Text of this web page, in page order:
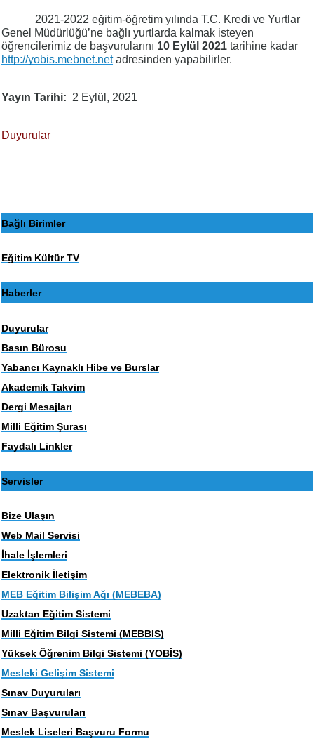
2021-2022 eğitim-öğretim yılında T.C. Kredi ve Yurtlar
Genel Müdürlüğü’ne bağlı yurtlarda kalmak isteyen
öğrencilerimiz de başvurularını 10 Eylül 2021 tarihine kadar
http://yobis.mebnet.netadresinden yapabilirler.
Yayın Tarihi 2 Eylül, 2021
Duyurular
Bağlı Birimler
Eğitim Kültür TV
Haberler
Duyurular
Basın Bürosu
Yabancı Kaynaklı Hibe ve Burslar
Akademik Takvim
Dergi Mesajları
Milli Eğitim Şurası
Faydalı Linkler
Servisler
Bize Ulaşın
Web Mail Servisi
İhale İşlemleri
Elektronik İletişim
MEB Eğitim Bilişim Ağı (MEBEBA)
Uzaktan Eğitim Sistemi
Milli Eğitim Bilgi Sistemi (MEBBIS)
Yüksek Öğrenim Bilgi Sistemi (YOBİS)
Mesleki Gelişim Sistemi
Sınav Duyuruları
Sınav Başvuruları
Meslek Liseleri Başvuru Formu